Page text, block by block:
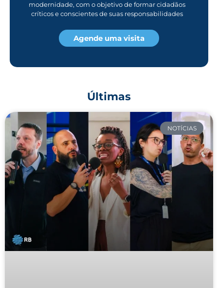
modernidade, com o objetivo de formar cidadãos
críticos e conscientes de suas responsabilidades
Agende uma visita
Últimas
NOTÍCIAS